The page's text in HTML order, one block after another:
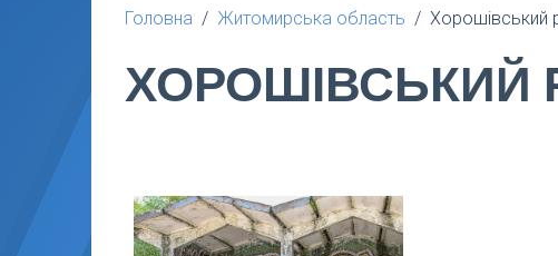
Головна Житомирська область Хорошівський
ХОРОШІВСЬКИЙ